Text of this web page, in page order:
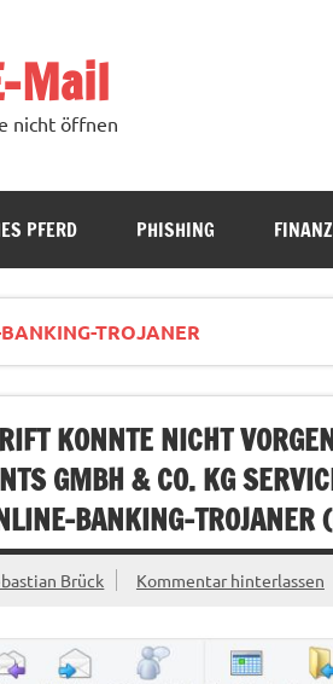
Mail
nicht öffnen
PFERD PHISHING
TROJANER
KONNTE NICHT
GMBH & CO. KG
BANKING-
Brück Kommentar hinterlassen